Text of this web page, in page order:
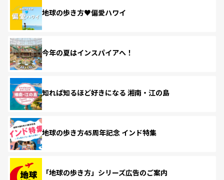
地球の歩き方♥偏愛ハワイ
今年の夏はインスパイアへ！
知れば知るほど好きになる 湘南・江の島
地球の歩き方45周年記念 インド特集
「地球の歩き方」シリーズ広告のご案内